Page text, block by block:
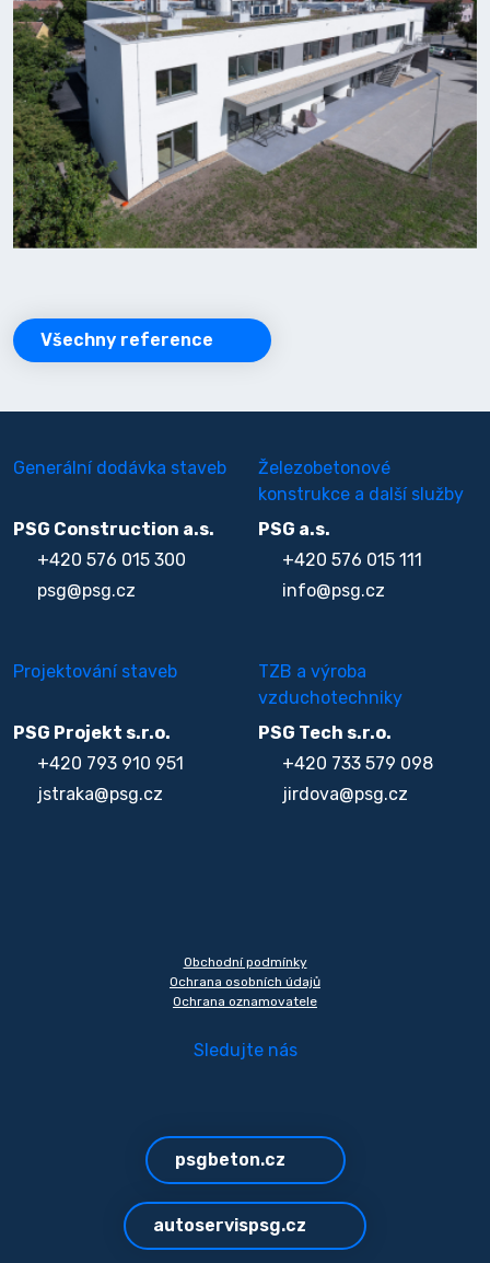
Všechny reference
Generální dodávka staveb
PSG Construction a.s.
+420 576 015 300
psg@psg.cz
Železobetonové
konstrukce a další služby
PSG a.s.
+420 576 015 111
info@psg.cz
Projektování staveb
PSG Projekt s.r.o.
+420 793 910 951
jstraka@psg.cz
TZB a výroba
vzduchotechniky
PSG Tech s.r.o.
+420 733 579 098
jirdova@psg.cz
Obchodní podmínky
Ochrana osobních údajů
Ochrana oznamovatele
Sledujte nás
psgbeton.cz
autoservispsg.cz